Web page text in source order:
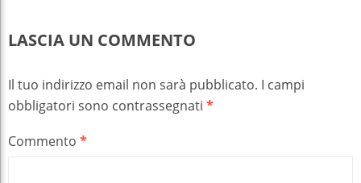
LASCIA UN COMMENTO
Il tuo indirizzo email non sarà pubblicato. I campi
obbligatori sono contrassegnati *
Commento *